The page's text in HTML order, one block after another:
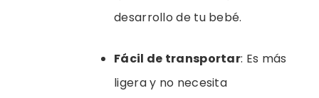
desarrollo de tu bebé.
Fácil de transportar: Es más
ligera y no necesita